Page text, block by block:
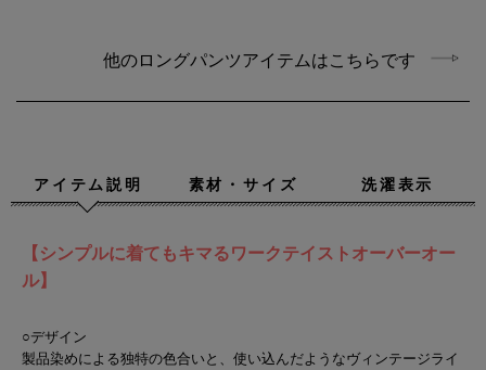
他のロングパンツアイテムはこちらです
アイテム説明 素材・サイズ 洗濯表示
【シンプルに着てもキマるワークテイストオーバーオー
ル】
○デザイン
製品染めによる独特の色合いと、使い込んだようなヴィンテージライ